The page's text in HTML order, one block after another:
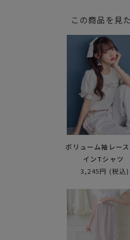
この商品を見
ボリューム袖レー
インTシャツ
3,245円 (税込)